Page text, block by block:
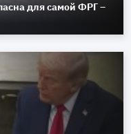
для самой ФРГ –